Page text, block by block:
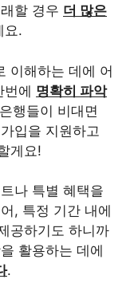
할 경우 더 많은
요.
이해하는 데에 어
번에 명확히 파악
행들이 비대면
입을 지원하고
게요!
나 특별 혜택을
, 특정 기간 내에
공하기도 하니까
활용하는 데에
.